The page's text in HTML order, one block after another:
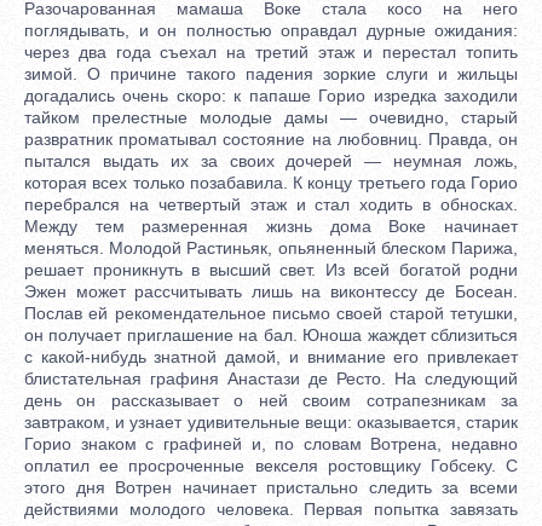
Разочарованная мамаша Воке стала косо на него
поглядывать, и он полностью оправдал дурные ожидания:
через два года съехал на третий этаж и перестал топить
зимой. О причине такого падения зоркие слуги и жильцы
догадались очень скоро: к папаше Горио изредка заходили
тайком прелестные молодые дамы — очевидно, старый
развратник проматывал состояние на любовниц. Правда, он
пытался выдать их за своих дочерей — неумная ложь,
которая всех только позабавила. К концу третьего года Горио
перебрался на четвертый этаж и стал ходить в обносках.
Между тем размеренная жизнь дома Воке начинает
меняться. Молодой Растиньяк, опьяненный блеском Парижа,
решает проникнуть в высший свет. Из всей богатой родни
Эжен может рассчитывать лишь на виконтессу де Босеан.
Послав ей рекомендательное письмо своей старой тетушки,
он получает приглашение на бал. Юноша жаждет сблизиться
с какой-нибудь знатной дамой, и внимание его привлекает
блистательная графиня Анастази де Ресто. На следующий
день он рассказывает о ней своим сотрапезникам за
завтраком, и узнает удивительные вещи: оказывается, старик
Горио знаком с графиней и, по словам Вотрена, недавно
оплатил ее просроченные векселя ростовщику Гобсеку. С
этого дня Вотрен начинает пристально следить за всеми
действиями молодого человека. Первая попытка завязать